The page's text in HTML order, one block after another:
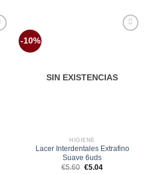
-10%
SIN EXISTENCIAS
HIGIENE
Lacer Interdentales Extrafino
Suave 6uds
€5.60 El
€5.04El